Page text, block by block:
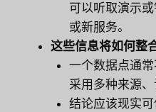
可以听取演示
或新服务。
这些信息将如何整
一个数据点通
采用多种来源、
结论应该现实